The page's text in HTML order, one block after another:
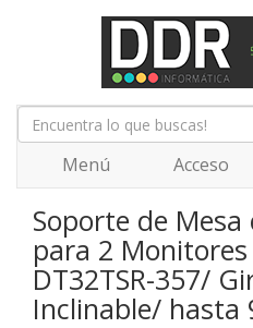
Menú Acceso
Soporte de
para 2 Monitores
DT32TSR-357/
Inclinable/ hasta